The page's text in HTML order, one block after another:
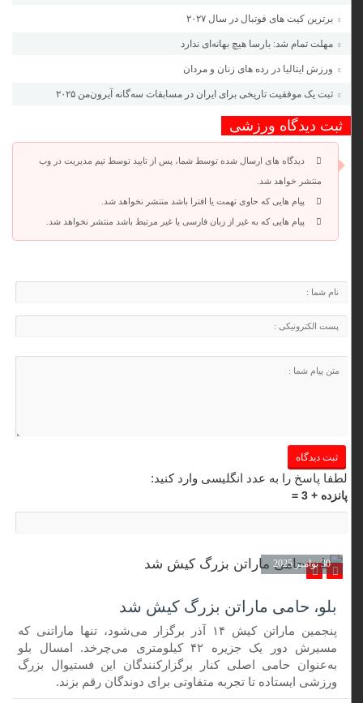
برترین کیت های فوتبال در سال ۲۰۲۷
مهلت تمام شد: بارسا هیچ بهانه‌‌ای ندارد
ورزش ایتالیا در رده های زنان و مردان
ثبت یک موفقیت تاریخی برای ایران در مسابقات سه‌گانه آیرون‌من ۲۰۲۵
ثبت دیدگاه ورزشی
دیدگاه های ارسال شده توسط شما، پس از تایید توسط تیم مدیریت در وب
منتشر خواهد شد.
پیام هایی که حاوی تهمت یا افترا باشد منتشر نخواهد شد.
پیام هایی که به غیر از زبان فارسی یا غیر مرتبط باشد منتشر نخواهد شد.
لطفا پاسخ را به عدد انگلیسی وارد کنید:
پانزده + 3 =
30 نوامبر 2025
بلو، حامی ماراتن بزرگ کیش شد
پنجمین ماراتن کیش ۱۴ آذر برگزار می‌شود، تنها ماراتنی که
مسیرش دور یک جزیره ۴۲ کیلومتری می‌چرخد. امسال بلو
به‌عنوان حامی اصلی کنار برگزارکنندگان این فستیوال بزرگ
ورزشی ایستاده تا تجربه متفاوتی برای دوندگان رقم بزند.